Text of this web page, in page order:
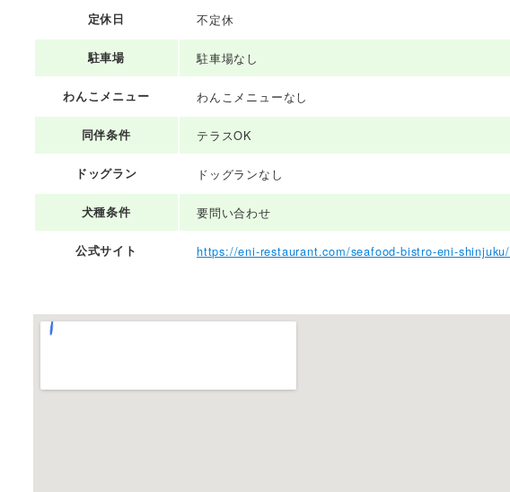
定休日 不定休
駐車場 駐車場なし
わんこメニュー わんこメニューなし
同伴条件 テラスOK
ドッグラン ドッグランなし
犬種条件 要問い合わせ
公式サイト https://eni-restaurant.com/seafood-bistro-eni-shinjuku/